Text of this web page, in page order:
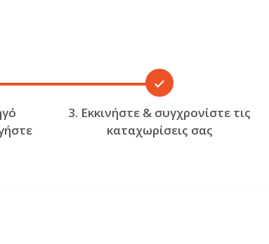
3. Εκκινήστε & συγχρονίστε τις
καταχωρίσεις σας